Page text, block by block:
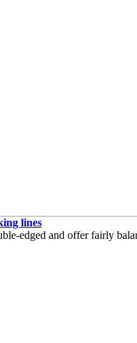
lines
edged and offer fairly